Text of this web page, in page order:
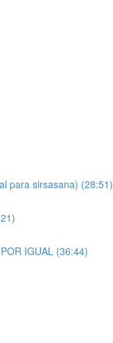
para sirsasana) (28:51)
IGUAL (36:44)